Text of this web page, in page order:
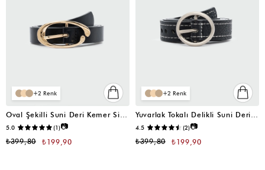
2
5.0 (1)📷
₺199,90
₺399,80
2
4.5 (2)📷
₺199,90
₺399,80